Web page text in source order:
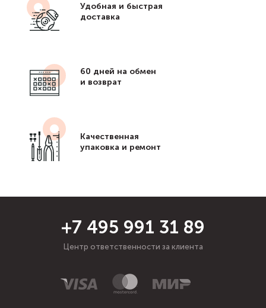
Удобная и быстрая
доставка
60 дней на обмен
и возврат
Качественная
упаковка и ремонт
+7 495 991 31 89
Центр ответственности за клиента